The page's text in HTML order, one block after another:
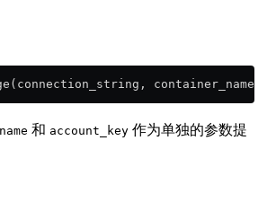
和 account_key 作为单独的参数提